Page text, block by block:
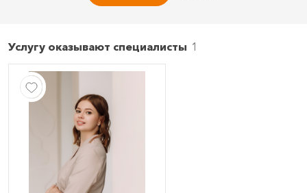
Услугу оказывают специалисты